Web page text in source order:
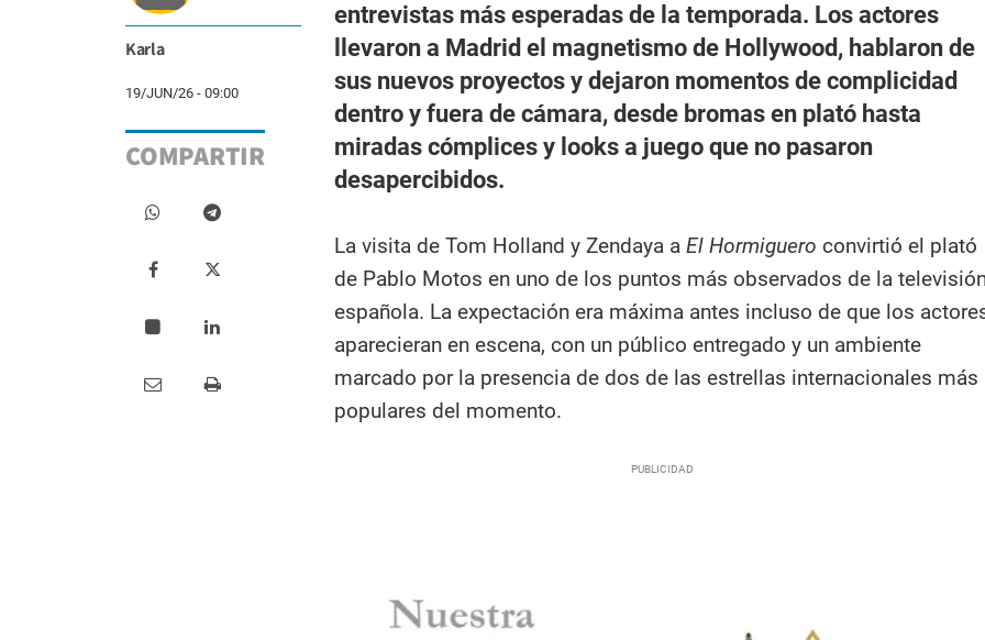
Karla
19/JUN/26 - 09:00
COMPARTIR
entrevistas más esperadas de la temporada. Los actores
llevaron a Madrid el magnetismo de Hollywood, hablaron de
sus nuevos proyectos y dejaron momentos de complicidad
dentro y fuera de cámara, desde bromas en plató hasta
miradas cómplices y looks a juego que no pasaron
desapercibidos.
La visita de Tom Holland y Zendaya a El Hormiguero convirtió el plató
de Pablo Motos en uno de los puntos más observados de la
española. La expectación era máxima antes incluso de que los
aparecieran en escena, con un público entregado y un ambiente
marcado por la presencia de dos de las estrellas internacionales más
populares del momento.